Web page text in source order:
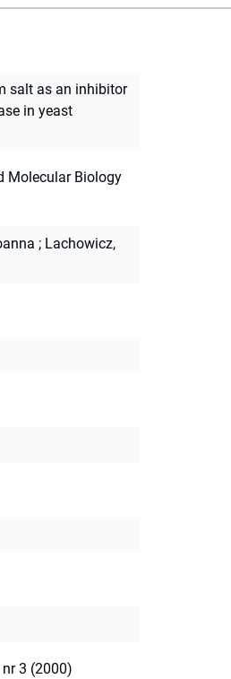
salt as an inhibitor
in yeast
Molecular Biology
; Lachowicz,
nr 3 (2000)